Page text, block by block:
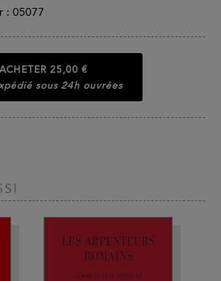
: 05077
ACHETER 25,00 €
sous 24h ouvrées